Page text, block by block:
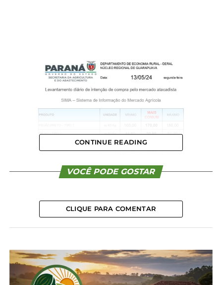
CONTINUE READING
VOCÊ PODE GOSTAR
CLIQUE PARA COMENTAR